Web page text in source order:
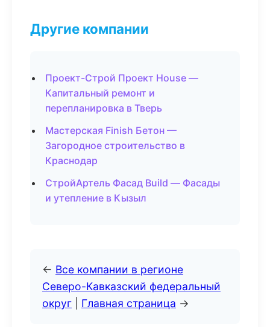
Другие компании
Проект-Строй Проект House —
Капитальный ремонт и
перепланировка в Тверь
Мастерская Finish Бетон —
Загородное строительство в
Краснодар
СтройАртель Фасад Build — Фасады
и утепление в Кызыл
← Все компании в регионе
Северо-Кавказский федеральный
округ
Главная страница →